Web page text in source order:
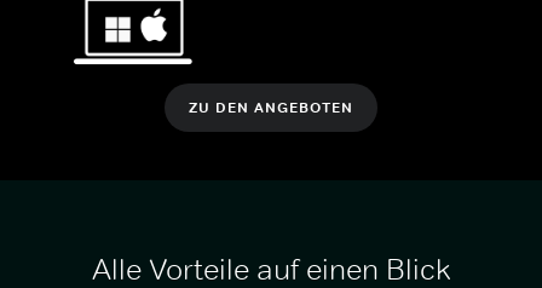
ZU DEN ANGEBOTEN
Alle Vorteile auf einen Blick